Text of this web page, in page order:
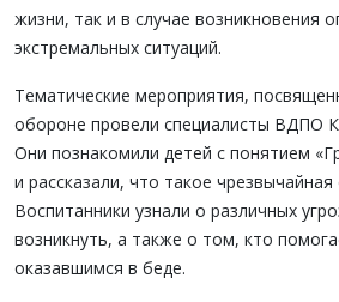
жизни, так и в случае возникновения
экстремальных ситуаций.
Тематические мероприятия,
обороне провели специалисты ВДПО
Они познакомили детей с понятием
и рассказали, что такое чрезвычайная
Воспитанники узнали о различных
возникнуть, а также о том, кто
оказавшимся в беде.